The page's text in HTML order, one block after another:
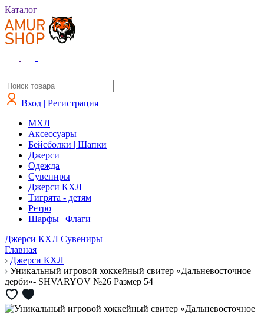
Каталог
Вход | Регистрация
MXЛ
Аксессуары
Бейсболки | Шапки
Джерси
Одежда
Сувениры
Джерси КХЛ
Тигрята - детям
Ретро
Шарфы | Флаги
Джерси КХЛ Сувениры
Главная
Джерси КХЛ
Уникальный игровой хоккейный свитер «Дальневосточное
дерби»- SHVARYOV №26 Размер 54